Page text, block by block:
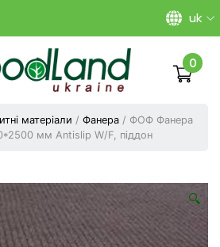
uk
0
матеріали / Фанера / ФОФ Фанера
мм Antislip W/F, піддон
🔍